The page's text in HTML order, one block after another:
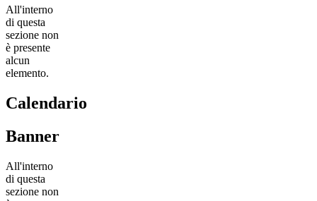
All'interno
di questa
sezione non
è presente
alcun
elemento.
Calendario
Banner
All'interno
di questa
sezione non